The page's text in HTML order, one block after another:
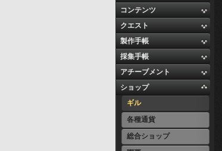
コンテンツ
クエスト
製作手帳
採集手帳
アチーブメント
ショップ
ギル
各種通貨
総合ショップ